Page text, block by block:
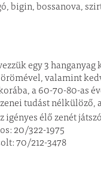
bigin, bossanova,
egy 3
valamint
a 60-70-80-as
tudást
igényes élő zenét
20/322-1975
70/212-3478